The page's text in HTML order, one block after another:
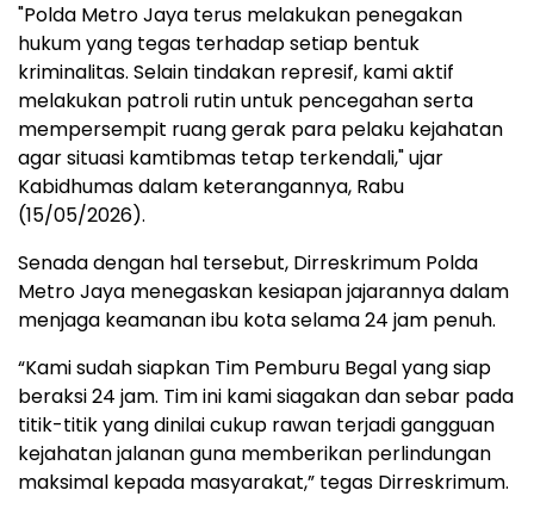
"Polda Metro Jaya terus melakukan penegakan
hukum yang tegas terhadap setiap bentuk
kriminalitas. Selain tindakan represif, kami aktif
melakukan patroli rutin untuk pencegahan serta
mempersempit ruang gerak para pelaku kejahatan
agar situasi kamtibmas tetap terkendali," ujar
Kabidhumas dalam keterangannya, Rabu
(15/05/2026).
Senada dengan hal tersebut, Dirreskrimum Polda
Metro Jaya menegaskan kesiapan jajarannya dalam
menjaga keamanan ibu kota selama 24 jam penuh.
“Kami sudah siapkan Tim Pemburu Begal yang siap
beraksi 24 jam. Tim ini kami siagakan dan sebar pada
titik-titik yang dinilai cukup rawan terjadi gangguan
kejahatan jalanan guna memberikan perlindungan
maksimal kepada masyarakat,” tegas Dirreskrimum.